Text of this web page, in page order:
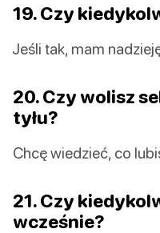
19. Czy
Jeśli tak, mam
20. Czy wolisz
tyłu?
Chcę wiedzieć, co
21. Czy
wcześnie?